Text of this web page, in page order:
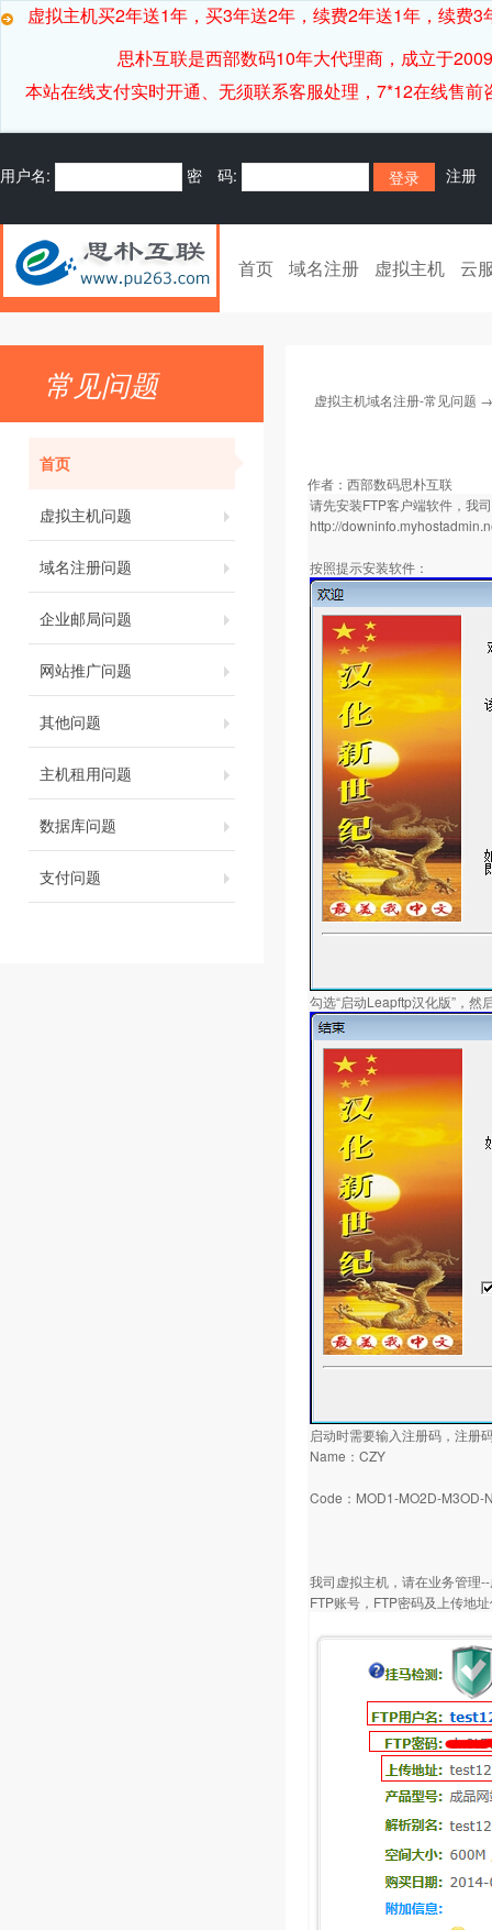
虚拟主机买2年送1年，买3年送2年，续费2年送1年，续费
思朴互联是西部数码10年大代理商，成立于
本站在线支付实时开通、无须联系客服处理，7*12在线售
用户名: 密 码: 注册
首页 域名注册 虚拟主机 云
常见问题
首页
虚拟主机问题
域名注册问题
企业邮局问题
网站推广问题
其他问题
主机租用问题
数据库问题
支付问题
虚拟主机域名注册-常见问题
作者： 西部数码思朴互联
请先安装FTP客户端软件，我
http://
按照提示安装软件：
勾选“启动Leapftp汉化版”，然
启动时需要输入注册码，注册
Name：CZY
Code：MOD1-MO2D-M3OD-
我司虚拟主机，请在业务管理
FTP账号，FTP密码及上传地